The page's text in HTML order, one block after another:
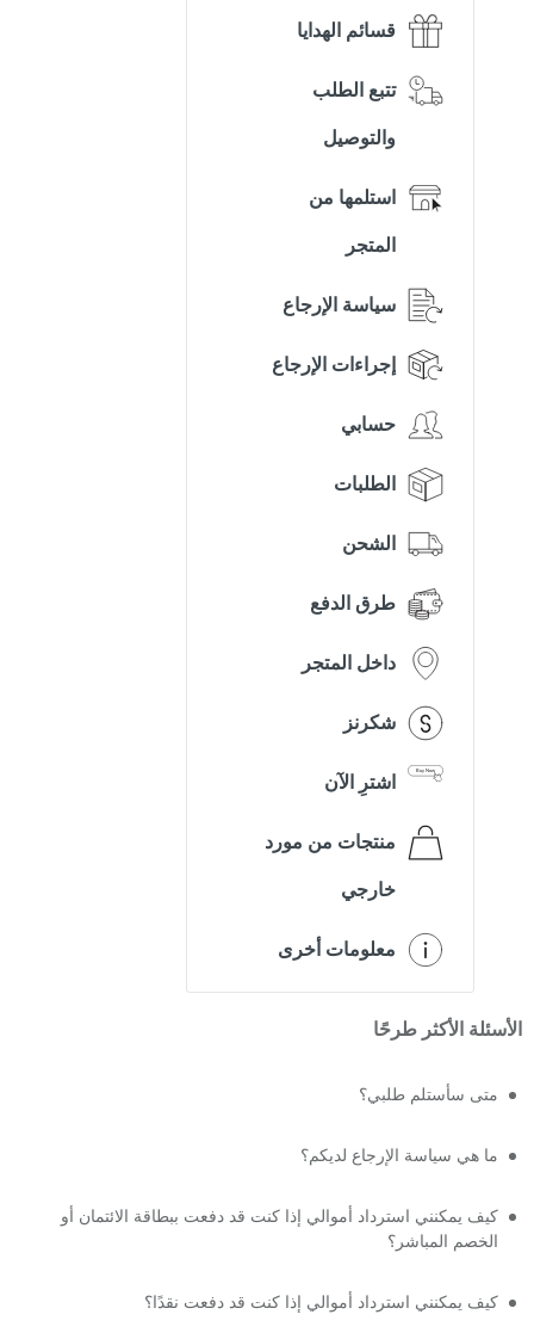
قسائم الهدايا
تتبع الطلب
والتوصيل
استلمها من
المتجر
سياسة الإرجاع
إجراءات الإرجاع
حسابي
الطلبات
الشحن
طرق الدفع
داخل المتجر
شكرنز
اشترِ الآن
منتجات من مورد
خارجي
معلومات أخرى
الأسئلة الأكثر طرحًا
متى سأستلم طلبي؟
ما هي سياسة الإرجاع لديكم؟
كيف يمكنني استرداد أموالي إذا كنت قد دفعت ببطاقة الائتمان أو
الخصم المباشر؟
كيف يمكنني استرداد أموالي إذا كنت قد دفعت نقدًا؟